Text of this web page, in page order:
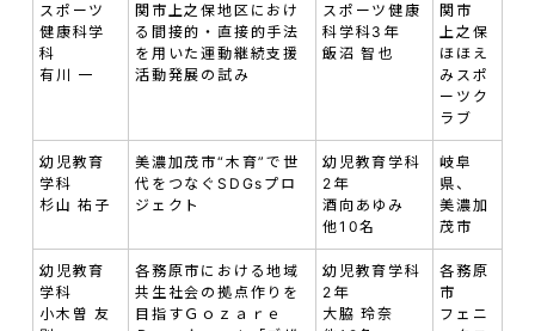
スポーツ
健康科学
科
有川 一
関市上之保地区におけ
る間接的・直接的手法
を用いた運動継続支援
活動発展の試み
スポーツ健康
科学科3年
飯沼 智也
関市
上之保
ほほえ
みスポ
ーツク
ラブ
幼児教育
学科
杉山 祐子
美濃加茂市“木育”で世
代をつなぐSDGsプロ
ジェクト
幼児教育学科
2年
酒向あゆみ
他10名
岐阜
県、
美濃加
茂市
幼児教育
学科
小木曽 友
各務原市における地域
共生社会の拠点作りを
目指すＧｏｚａｒｅ
幼児教育学科
2年
大脇 玲奈
各務原
市
フェニ